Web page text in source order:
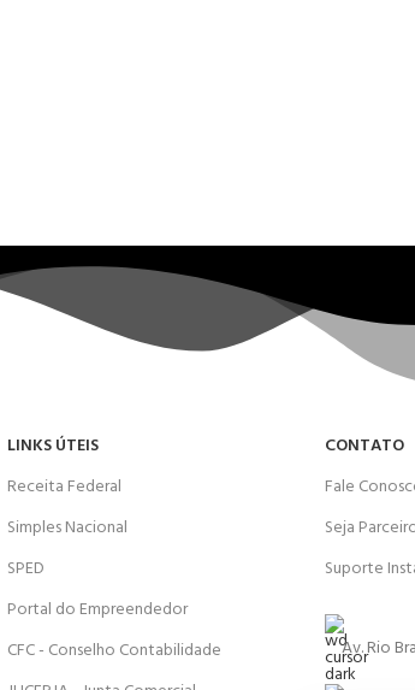
LINKS ÚTEIS
Receita Federal
Simples Nacional
SPED
Portal do Empreendedor
CFC - Conselho Contabilidade
CONTATO
Fale
Seja
Suporte
Av. Rio